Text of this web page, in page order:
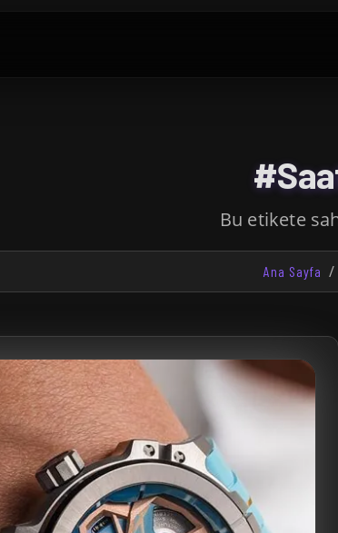
Bu etikete
Ana Sayfa